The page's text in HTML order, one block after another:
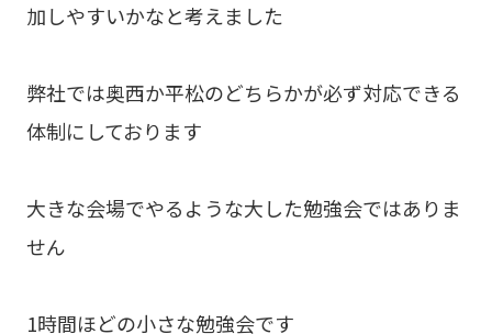
加しやすいかなと考えました
弊社では奥西か平松のどちらかが必ず対応できる
体制にしております
大きな会場でやるような大した勉強会ではありま
せん
1時間ほどの小さな勉強会です